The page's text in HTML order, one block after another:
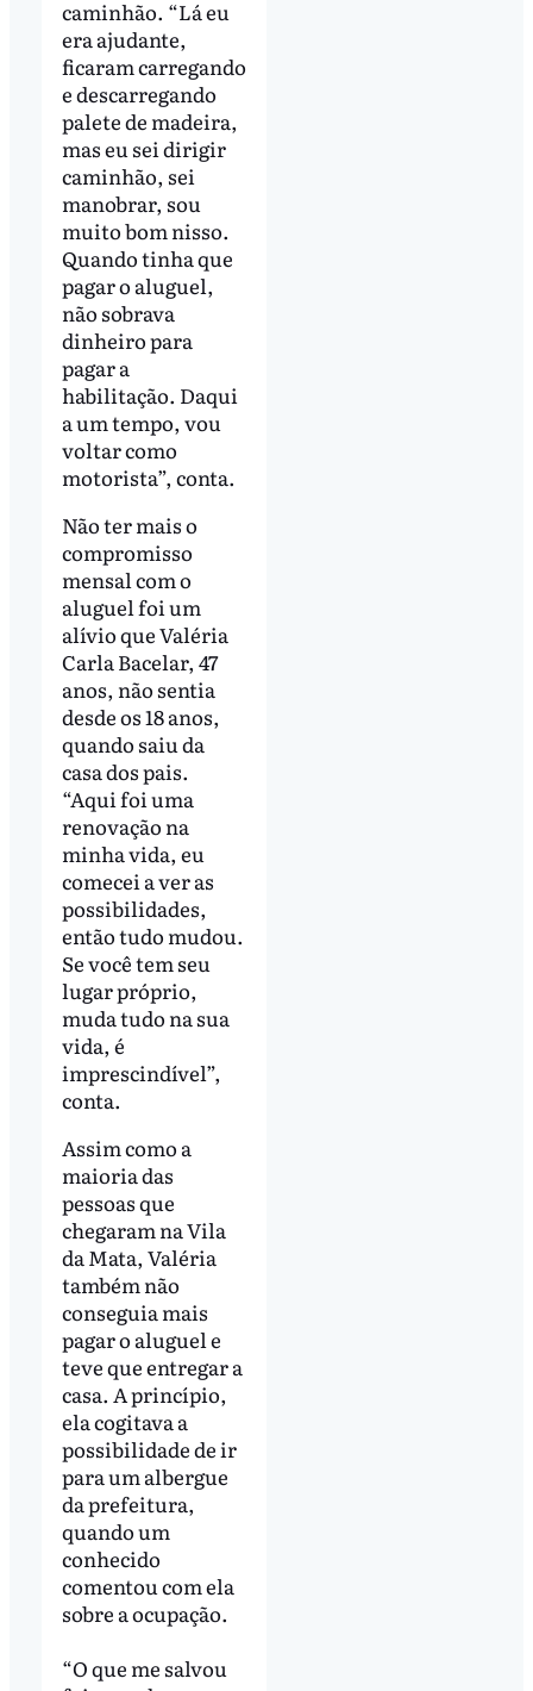
caminhão. “Lá eu
era ajudante,
ficaram carregando
e descarregando
palete de madeira,
mas eu sei dirigir
caminhão, sei
manobrar, sou
muito bom nisso.
Quando tinha que
pagar o aluguel,
não sobrava
dinheiro para
pagar a
habilitação. Daqui
a um tempo, vou
voltar como
motorista”, conta.
Não ter mais o
compromisso
mensal com o
aluguel foi um
alívio que Valéria
Carla Bacelar, 47
anos, não sentia
desde os 18 anos,
quando saiu da
casa dos pais.
“Aqui foi uma
renovação na
minha vida, eu
comecei a ver as
possibilidades,
então tudo mudou.
Se você tem seu
lugar próprio,
muda tudo na sua
vida, é
imprescindível”,
conta.
Assim como a
maioria das
pessoas que
chegaram na Vila
da Mata, Valéria
também não
conseguia mais
pagar o aluguel e
teve que entregar a
casa. A princípio,
ela cogitava a
possibilidade de ir
para um albergue
da prefeitura,
quando um
conhecido
comentou com ela
sobre a ocupação.
“O que me salvou